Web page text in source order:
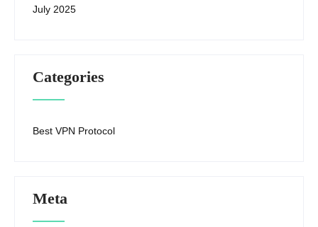
July 2025
Categories
Best VPN Protocol
Meta